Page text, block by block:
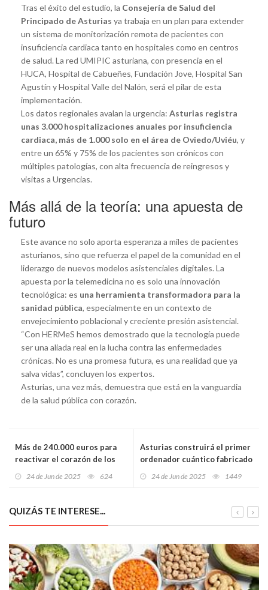
Tras el éxito del estudio, la Consejería de Salud del
Principado de Asturias ya trabaja en un plan para extender
un sistema de monitorización remota de pacientes con
insuficiencia cardiaca tanto en hospitales como en centros
de salud. La red UMIPIC asturiana, con presencia en el
HUCA, Hospital de Cabueñes, Fundación Jove, Hospital San
Agustín y Hospital Valle del Nalón, será el pilar de esta
implementación.
Los datos regionales avalan la urgencia: Asturias registra
unas 3.000 hospitalizaciones anuales por insuficiencia
cardiaca, más de 1.000 solo en el área de Oviedo/Uviéu, y
entre un 65% y 75% de los pacientes son crónicos con
múltiples patologías, con alta frecuencia de reingresos y
visitas a Urgencias.
Más allá de la teoría: una apuesta de
futuro
Este avance no solo aporta esperanza a miles de pacientes
asturianos, sino que refuerza el papel de la comunidad en el
liderazgo de nuevos modelos asistenciales digitales. La
apuesta por la telemedicina no es solo una innovación
tecnológica: es una herramienta transformadora para la
sanidad pública, especialmente en un contexto de
envejecimiento poblacional y creciente presión asistencial.
“Con HERMeS hemos demostrado que la tecnología puede
ser una aliada real en la lucha contra las enfermedades
crónicas. No es una promesa futura, es una realidad que ya
salva vidas”, concluyen los expertos.
Asturias, una vez más, demuestra que está en la vanguardia
de la salud pública con corazón.
Más de 240.000 euros para
reactivar el corazón de los
24 de Jun de 2025 624
Asturias construirá el primer
ordenador cuántico fabricado
24 de Jun de 2025 1449
QUIZÁS TE INTERESE...